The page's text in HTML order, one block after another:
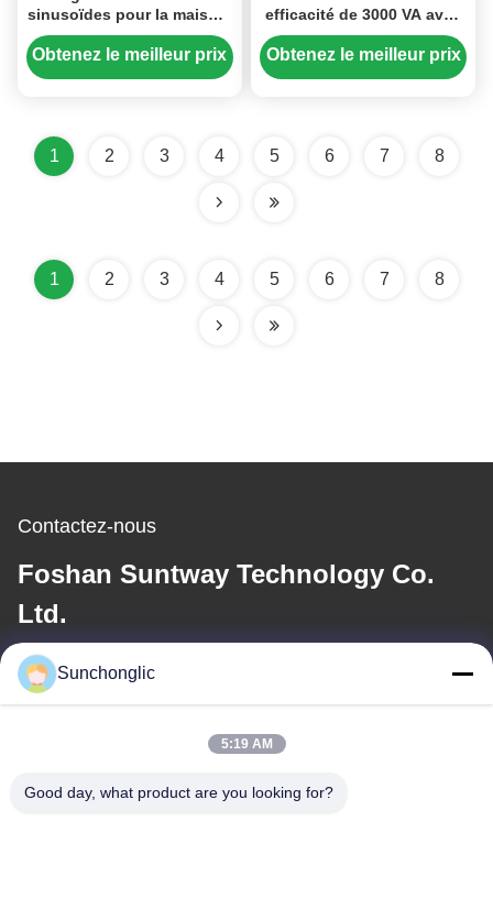
sinusoïdes pour la maison,
3000W / 3000VA, 12V à
220V avec alimentation
Obtenez le meilleur prix
efficacité de 3000 VA avec
entrée en courant continu
de 12 V et sortie en
courant alternatif de 220 V
Obtenez le meilleur prix
1 2 3 4 5 6 7 8
1 2 3 4 5 6 7 8
Contactez-nous
Foshan Suntway Technology Co.
Ltd.
E-mail
Notre adresse
Sunchonglic
5:19 AM
Good day, what product are you looking for?